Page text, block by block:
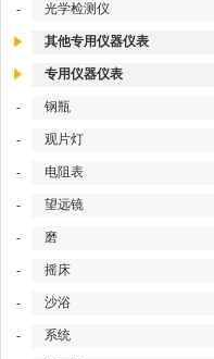
- 光学检测仪
其他专用仪器仪表
专用仪器仪表
- 钢瓶
- 观片灯
- 电阻表
- 望远镜
- 磨
- 摇床
- 沙浴
- 系统